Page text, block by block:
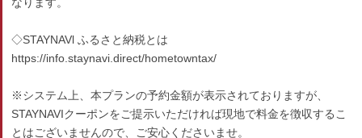
◇STAYNAVl ふるさと納税とは
https://info.staynavi.direct/hometowntax/
※システム上、本プランの予約金額が表示されておりますが、
STAYNAVIクーポンをご提示いただければ現地で料金を徴収するこ
とはございませんので、ご安心くださいませ。